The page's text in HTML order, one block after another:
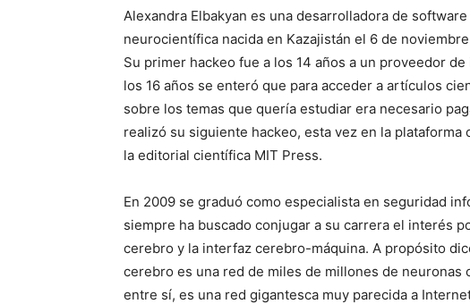
Alexandra Elbakyan es una desarrolladora de software
neurocientífica nacida en Kazajistán el 6 de
Su primer hackeo fue a los 14 años a un proveedor
los 16 años se enteró que para acceder a artículos
sobre los temas que quería estudiar era necesario
realizó su siguiente hackeo, esta vez en la plataforma
la editorial científica MIT Press.
En 2009 se graduó como especialista en seguridad
siempre ha buscado conjugar a su carrera el interés
cerebro y la interfaz cerebro-máquina. A propósito
cerebro es una red de miles de millones de neuronas
entre sí, es una red gigantesca muy parecida a